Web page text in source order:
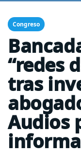
Congreso
“redes
tras
Audios